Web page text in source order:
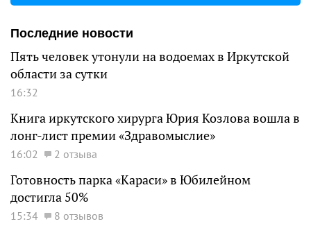
Последние новости
Пять человек утонули на водоемах в Иркутской
области за сутки
16:32
Книга иркутского хирурга Юрия Козлова вошла в
лонг-лист премии «Здравомыслие»
16:02 2 отзыва
Готовность парка «Караси» в Юбилейном
достигла 50%
15:34 8 отзывов